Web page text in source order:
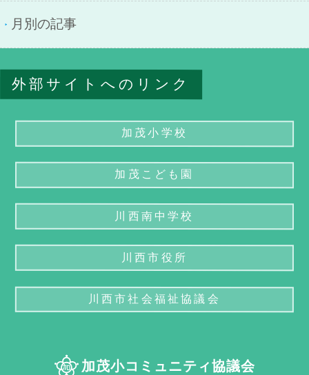
月別の記事
加茂小コミュニティ協議会
外部サイトへのリンク
加茂小学校
加茂こども園
川西南中学校
川西市役所
川西市社会福祉協議会